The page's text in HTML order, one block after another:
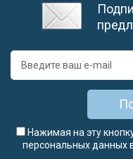
Нажимая на эту
персональных данных